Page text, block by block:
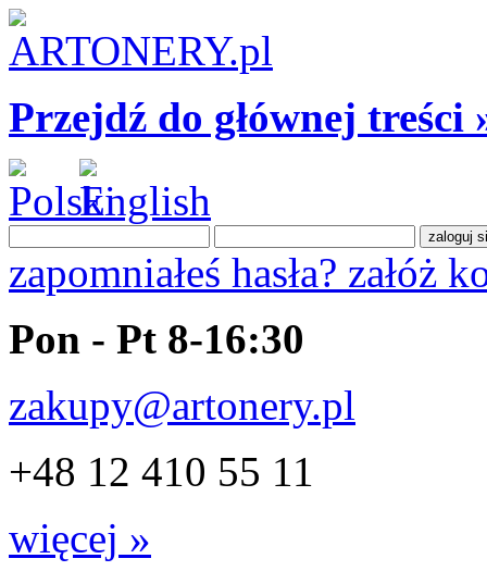
Przejdź do głównej treści
zapomniałeś hasła? załóż
Pon - Pt 8-16:30
zakupy@artonery.pl
+48 12 410 55 11
więcej »